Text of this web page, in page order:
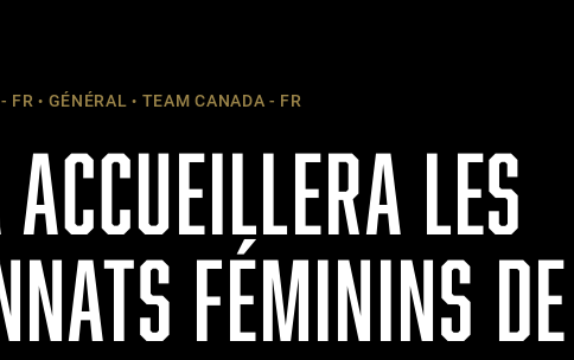
FR GÉNÉRAL TEAM CANADA - FR
ACCUEILLERA LES
FÉMININS